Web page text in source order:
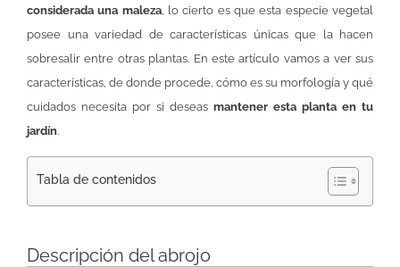
considerada una maleza, lo cierto es que esta especie vegetal
posee una variedad de características únicas que la hacen
sobresalir entre otras plantas. En este artículo vamos a ver sus
características, de donde procede, cómo es su morfología y qué
cuidados necesita por si deseas mantener esta planta en tu
jardín.
Tabla de contenidos
Descripción del abrojo